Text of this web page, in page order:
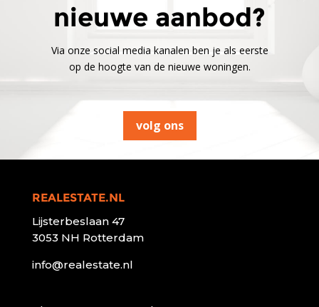
nieuwe aanbod?
Via onze social media kanalen ben je als eerste
op de hoogte van de nieuwe woningen.
volg ons
REALESTATE.NL
Lijsterbeslaan 47
3053 NH Rotterdam
info@realestate.nl